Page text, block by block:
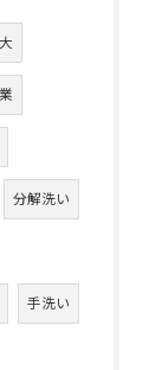
分解洗い
手洗い